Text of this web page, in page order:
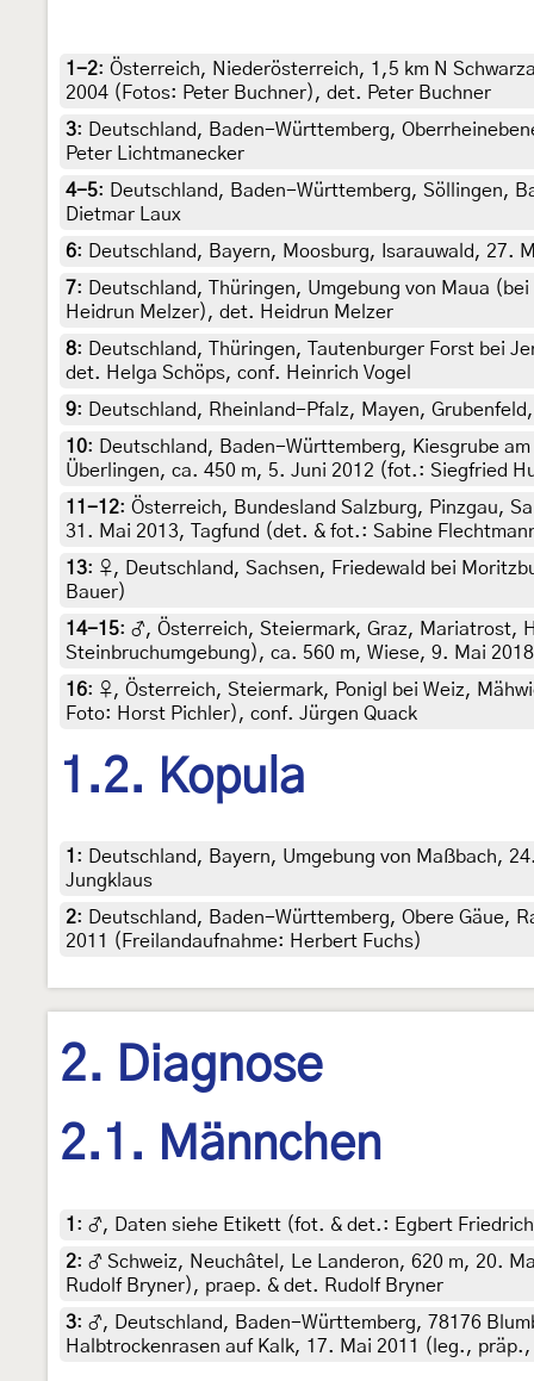
1-2: Österreich, Niederösterreich, 1,5 km N
2004 (Fotos: Peter Buchner), det. Peter Buchner
3:
Deutschland, Baden-Württemberg,
Peter Lichtmanecker
4-5:
Deutschland, Baden-Württemberg, Söllingen,
Dietmar Laux
6:
Deutschland, Bayern, Moosburg, Isarauwald, 27.
7:
Deutschland, Thüringen, Umgebung von Maua
Heidrun Melzer), det. Heidrun Melzer
8:
Deutschland, Thüringen, Tautenburger Forst bei
det. Helga Schöps, conf. Heinrich Vogel
9:
Deutschland, Rheinland-Pfalz, Mayen,
10:
Deutschland, Baden-Württemberg, Kiesgrube
Überlingen, ca. 450 m, 5. Juni 2012 (fot.: Siegfried
11-12: Österreich, Bundesland Salzburg, Pinzgau,
31. Mai 2013, Tagfund (det. & fot.: Sabine
13: ♀, Deutschland, Sachsen, Friedewald bei
Bauer)
14-15: ♂, Österreich, Steiermark, Graz, Mariatrost,
Steinbruchumgebung), ca. 560 m, Wiese, 9. Mai
16: ♀, Österreich, Steiermark, Ponigl bei Weiz,
Foto: Horst Pichler), conf. Jürgen Quack
1.2. Kopula
1 :
Deutschland, Bayern, Umgebung von Maßbach,
Jungklaus
2:
Deutschland, Baden-Württemberg, Obere Gäue,
2011 (Freilandaufnahme: Herbert Fuchs)
2. Diagnose
2.1. Männchen
1 : ♂, Daten siehe Etikett (fot. & det.: Egbert
2: ♂ Schweiz, Neuchâtel, Le Landeron, 620 m, 20.
Rudolf Bryner), praep. & det. Rudolf Bryner
3: ♂, Deutschland, Baden-Württemberg, 78176
Halbtrockenrasen auf Kalk, 17. Mai 2011 (leg.,